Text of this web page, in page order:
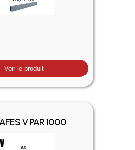
Voir le produit
V PAR 1000